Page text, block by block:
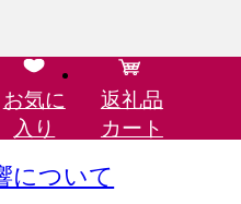
お気に
入り
返礼品
カート
について